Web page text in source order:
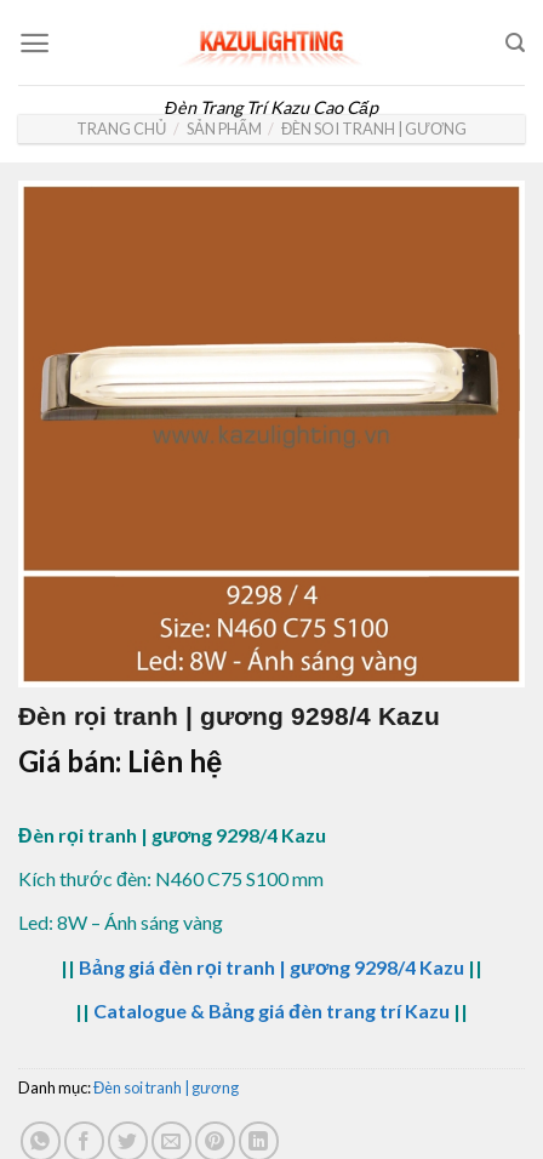
Đèn Trang Trí Kazu Cao Cấp
TRANG CHỦ / SẢN PHẨM / ĐÈN SOI TRANH | GƯƠNG
Đèn rọi tranh | gương 9298/4 Kazu
Giá bán: Liên hệ
Đèn rọi tranh | gương 9298/4 Kazu
Kích thước đèn: N460 C75 S100 mm
Led: 8W – Ánh sáng vàng
|| Bảng giá đèn rọi tranh | gương 9298/4 Kazu ||
|| Catalogue & Bảng giá đèn trang trí Kazu ||
Danh mục:Đèn soi tranh | gương